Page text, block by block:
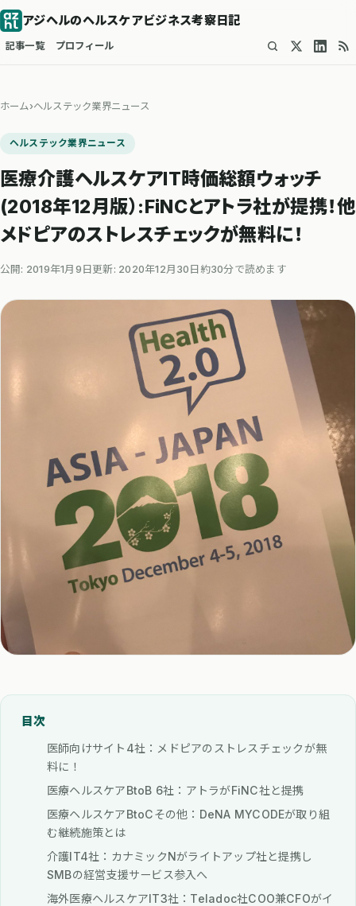
アジヘルのヘルスケアビジネス考察日記
記事一覧 プロフィール
ホーム›ヘルステック業界ニュース
ヘルステック業界ニュース
医療介護ヘルスケアIT時価総額ウォッチ
(2018年12月版）:FiNCとアトラ社が提携！他
メドピアのストレスチェックが無料に！
公開: 2019年1月9日 更新: 2020年12月30日 約30分で読めます
目次
医師向けサイト4社：メドピアのストレスチェックが無
料に！
医療ヘルスケアBtoB 6社：アトラがFiNC社と提携
医療ヘルスケアBtoCその他：DeNA MYCODEが取り組
む継続施策とは
介護IT4社：カナミックNがライトアップ社と提携し
SMBの経営支援サービス参入へ
海外医療ヘルスケアIT3社：Teladoc社COO兼CFOがイ